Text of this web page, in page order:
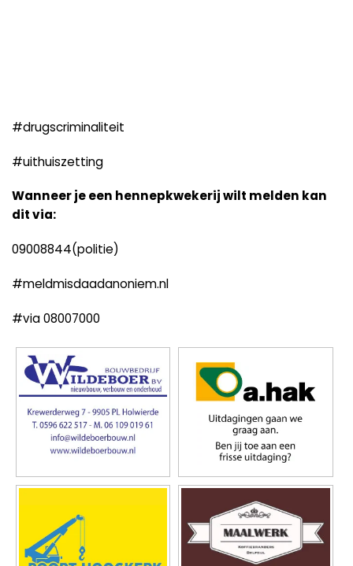
#drugscriminaliteit
#uithuiszetting
Wanneer je een hennepkwekerij wilt melden kan
dit via:
09008844(politie)
#meldmisdaadanoniem.nl
#via 08007000